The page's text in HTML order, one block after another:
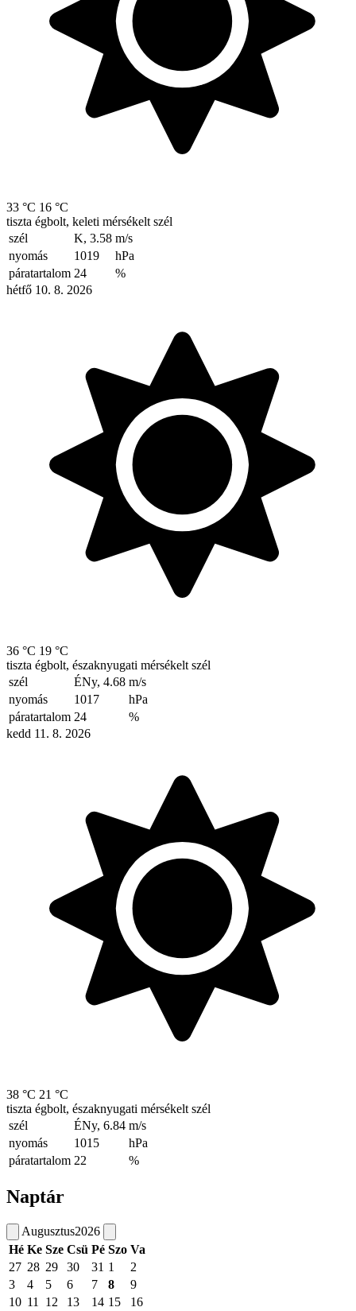
33 °C 16 °C
tiszta égbolt, keleti mérsékelt szél
szél
K, 3.58 m/s
nyomás
1019
hPa
páratartalom 24
%
hétfő 10. 8. 2026
36 °C 19 °C
tiszta égbolt, északnyugati mérsékelt szél
szél
ÉNy, 4.68 m/s
nyomás
1017
hPa
páratartalom 24
%
kedd 11. 8. 2026
38 °C 21 °C
tiszta égbolt, északnyugati mérsékelt szél
szél
ÉNy, 6.84 m/s
nyomás
1015
hPa
páratartalom 22 %
Naptár
Augusztus2026
Hé Ke Sze Csü Pé Szo Va
27 28 29 30 31 1
2
3
4 5 6 7 8
9
10 11 12 13 14 15
16